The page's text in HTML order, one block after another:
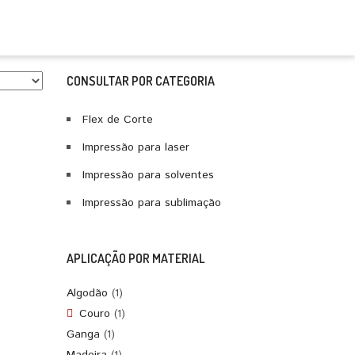
CONSULTAR POR CATEGORIA
Flex de Corte
Impressão para laser
Impressão para solventes
Impressão para sublimação
APLICAÇÃO POR MATERIAL
Algodão (1)
Couro (1)
Ganga (1)